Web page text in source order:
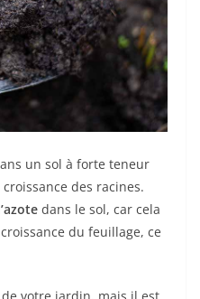
un sol à forte teneur
des racines.
dans le sol, car cela
du feuillage, ce